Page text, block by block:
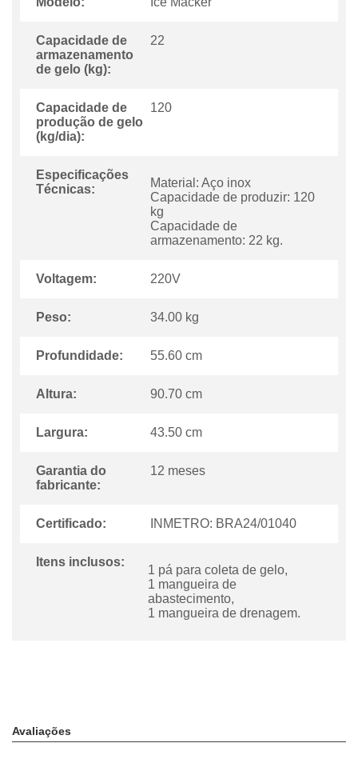
Capacidade de
armazenamento
de gelo (kg):
22
Capacidade de
produção de gelo
(kg/dia):
120
Especificações
Técnicas:
Material: Aço inox
Capacidade de produzir: 120
kg
Capacidade de
armazenamento: 22 kg.
Voltagem: 220V
Peso: 34.00 kg
Profundidade: 55.60 cm
Altura: 90.70 cm
Largura: 43.50 cm
Garantia do
fabricante:
12 meses
Certificado: INMETRO: BRA24/01040
Itens inclusos:
1 pá para coleta de gelo,
1 mangueira de
abastecimento,
1 mangueira de drenagem.
Avaliações